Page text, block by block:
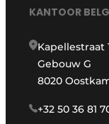
KANTOOR
Kapellestraat
Gebouw G
8020
+32 50 36 81